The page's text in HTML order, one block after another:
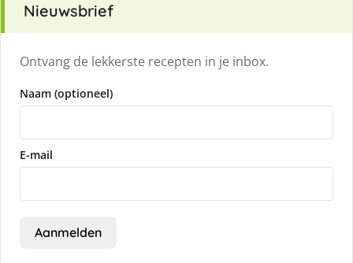
Nieuwsbrief
Ontvang de lekkerste recepten in je inbox.
Naam (optioneel)
E-mail
Aanmelden